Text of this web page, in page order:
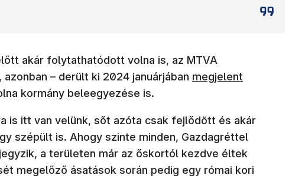
akár folytathatódott volna is, az MTVA
– derült ki 2024 januárjában (új ablakban nyílik meg)
megjelent
kormány beleegyezése is.
is itt van velünk, sőt azóta csak fejlődött és akár
szépült is. Ahogy szinte minden, Gazdagréttel
a területen már az őskortól kezdve éltek
megelőző ásatások során pedig egy római kori